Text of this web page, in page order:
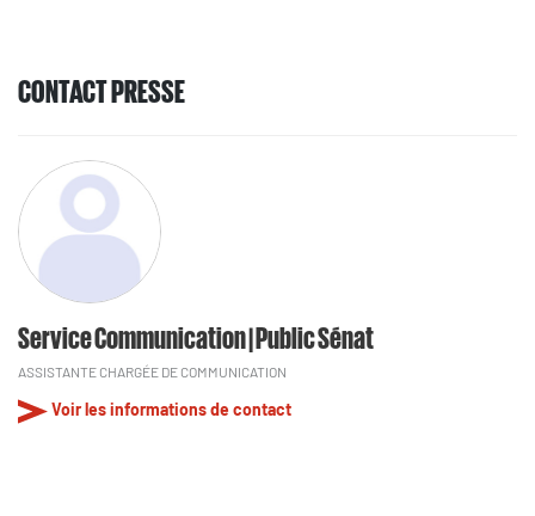
CONTACT PRESSE
Service Communication | Public Sénat
ASSISTANTE CHARGÉE DE COMMUNICATION
Voir les informations de contact